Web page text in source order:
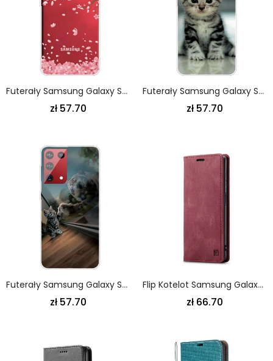
Futerały Samsung Galaxy S21 Ultra 5G Etui Na Telefon Kwitnące Gałęzie
zł 57.70
Futerały Samsung Galaxy S21 Ultra 5G Etui Na Telefon Kociak Kociak
zł 57.70
Futerały Samsung Galaxy S21 Ultra 5G Etui Na Telefon Sen Kociaka
zł 57.70
Flip Kotelot Samsung Galaxy S21 Ultra 5G Czerwony Czarny Etui Na Telefon Seria Autspace Rfid
zł 66.70